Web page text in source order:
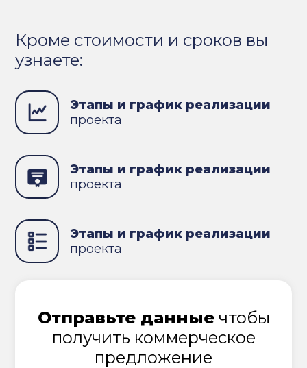
Кроме стоимости и сроков вы
узнаете:
Этапы и график реализации
проекта
Этапы и график реализации
проекта
Этапы и график реализации
проекта
Отправьте данныечтобы
получить коммерческое
предложение